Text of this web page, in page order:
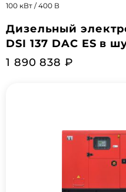
100 кВт / 400 В
Дизельный
DSI 137 DAC ES в
1 890 838 ₽